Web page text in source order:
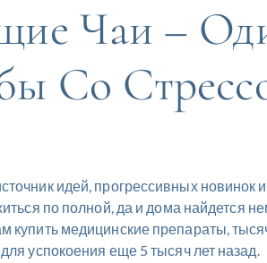
Чаи –
Со
идей, прогрессивных новинок
по полной, да и дома найдется
купить медицинские препараты,
успокоения еще 5 тысяч лет назад.